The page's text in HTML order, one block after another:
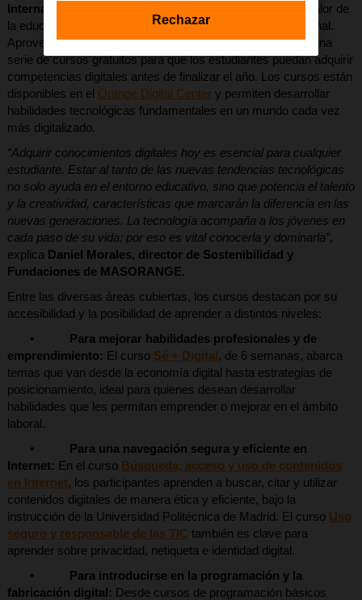
Internacional del Estudiante
, una fecha que subraya el valor de
la educación como motor de desarrollo personal y profesional.
Aprovechando esta ocasión, laFundación Orangelanza una
serie de cursos gratuitos para que los estudiantes puedan adquirir
competencias digitales antes de finalizar el año. Los cursos están
disponibles en el Orange Digital Centery permiten desarrollar
habilidades tecnológicas fundamentales en un mundo cada vez
más digitalizado.
“Adquirir conocimientos digitales hoy es esencial para cualquier
estudiante. Estar al tanto de las nuevas tendencias tecnológicas
no solo ayuda en el entorno educativo, sino que potencia el talento
y la creatividad, características que marcarán la diferencia en las
nuevas generaciones. La tecnología acompaña a los jóvenes en
cada paso de su vida; por eso es vital conocerla y dominarla”,
explica Daniel Morales, director de Sostenibilidad y
Fundaciones de MASORANGE.
Entre las diversas áreas cubiertas, los cursos destacan por su
accesibilidad y la posibilidad de aprender a distintos niveles:
• Para mejorar habilidades profesionales y de
emprendimiento: El curso Sé + Digital, de 6 semanas, abarca
temas que van desde la economía digital hasta estrategias de
posicionamiento, ideal para quienes desean desarrollar
habilidades que les permitan emprender o mejorar en el ámbito
laboral.
• Para una navegación segura y eficiente en
Internet: En el curso Búsqueda, acceso y uso de contenidos
en Internet, los participantes aprenden a buscar, citar y utilizar
contenidos digitales de manera ética y eficiente, bajo la
instrucción de la Universidad Politécnica de Madrid. El curso Uso
seguro y responsable de las TIC también es clave para
aprender sobre privacidad, netiqueta e identidad digital.
• Para introducirse en la programación y la
fabricación digital: Desde cursos de programación básicos
Rechazar